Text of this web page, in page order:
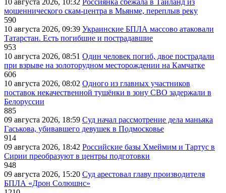
мошеннического скам-центра в Мьянме, переплыв реку
590
10 августа 2026, 09:39 Украинские БПЛА массово атаковали
Татарстан. Есть погибшие и пострадавшие
953
10 августа 2026, 08:51 Один человек погиб, двое пострадали
при взрыве на золоторудном месторождении на Камчатке
606
10 августа 2026, 08:02 Одного из главных участников
поставок некачественной тушёнки в зону СВО задержали в
Белоруссии
885
09 августа 2026, 18:59 Суд начал рассмотрение дела маньяка
Гаськова, убивавшего девушек в Подмосковье
914
09 августа 2026, 18:42 Российские базы Хмеймим и Тартус в
Сирии преобразуют в центры подготовки
948
09 августа 2026, 15:20 Суд арестовал главу производителя
БПЛА «Дрон Солюшнс»